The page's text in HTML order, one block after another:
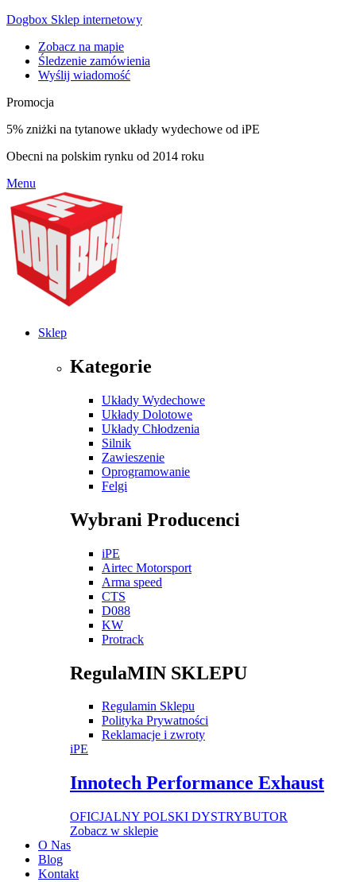
Dogbox Sklep internetowy
Zobacz na mapie
Śledzenie zamówienia
Wyślij wiadomość
Promocja
5% zniżki na tytanowe układy wydechowe od iPE
Obecni na polskim rynku od 2014 roku
Menu
Sklep
Kategorie
Układy Wydechowe
Układy Dolotowe
Układy Chłodzenia
Silnik
Zawieszenie
Oprogramowanie
Felgi
Wybrani Producenci
iPE
Airtec Motorsport
Arma speed
CTS
D088
KW
Protrack
RegulaMIN SKLEPU
Regulamin Sklepu
Polityka Prywatności
Reklamacje i zwroty
iPE
Innotech Performance Exhaust
OFICJALNY POLSKI DYSTRYBUTOR
Zobacz w sklepie
O Nas
Blog
Kontakt